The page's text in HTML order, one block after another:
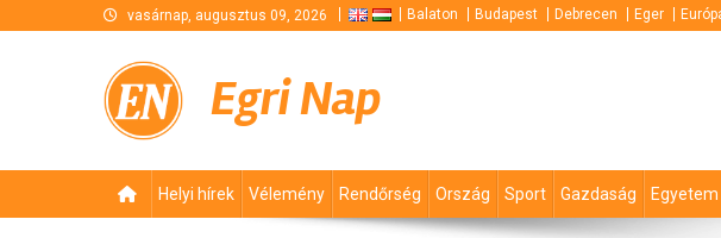
vasárnap, augusztus 09, 2026 Balaton Budapest Debrecen Eger
Egri Nap
Helyi hírek Vélemény Rendőrség Ország Sport Gazdaság Egyetem